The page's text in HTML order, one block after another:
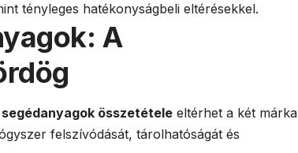
tényleges hatékonyságbeli eltérésekkel.
A
segédanyagok összetétele eltérhet a két márka
felszívódását, tárolhatóságát és